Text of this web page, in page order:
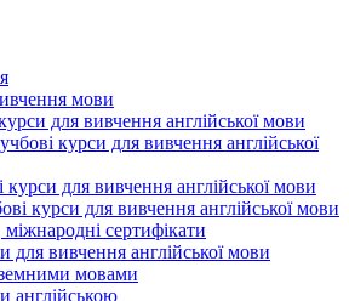
мови
для вивчення англійської мови
курси для вивчення англійської
для вивчення англійської мови
курси для вивчення англійської мови
сертифікати
для вивчення англійської мови
мовами
англійською